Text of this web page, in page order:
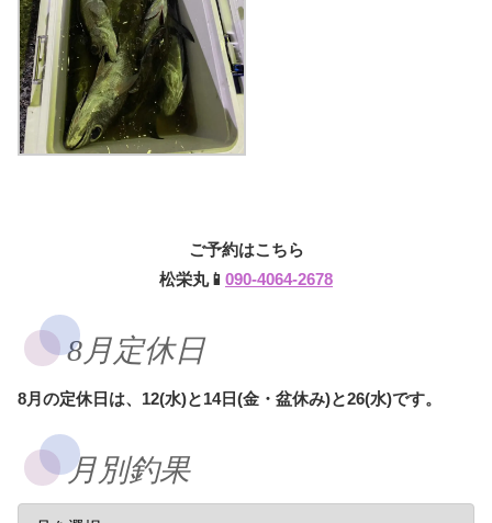
ご予約はこちら
松栄丸📱 090-4064-2678
8月定休日
8月の定休日は、12(水)と14日(金・盆休み)と26(水)です。
月別釣果